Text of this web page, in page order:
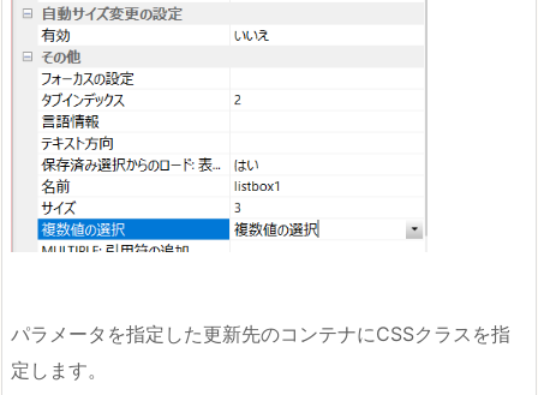
パラメータを指定した更新先のコンテナにCSSクラスを指
定します。